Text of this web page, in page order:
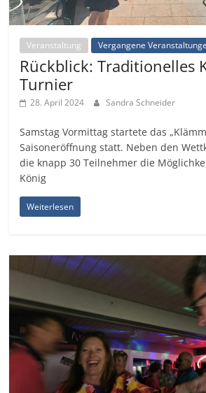
Veranstaltung Vergangene
Rückblick: Traditionelles
Turnier
28. April 2024 Sandra Schneider
Samstag Vormittag startete das
Saisoneröffnung statt. Neben den
die knapp 30 Teilnehmer die
König
Weiterlesen